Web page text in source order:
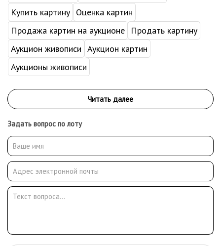
Купить картину Оценка картин
Продажа картин на аукционе
Продать картину
Аукцион живописи Аукцион картин
Аукционы живописи
Задать вопрос по лоту